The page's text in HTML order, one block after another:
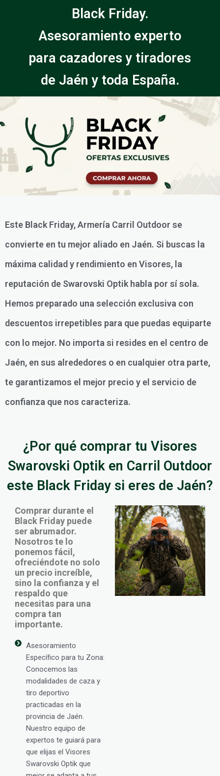
Black Friday.
Asesoramiento experto
para cazadores y tiradores
de Jaén y toda España.
Este Black Friday, Armería Carril Outdoor se
convierte en tu mejor aliado en Jaén. Si buscas la
máxima calidad y rendimiento en Visores, la
reputación de Swarovski Optik habla por sí sola.
Hemos preparado una selección exclusiva con
descuentos irrepetibles para que puedas equiparte
con lo mejor. No importa si resides en el centro de
Jaén, en sus alrededores o en cualquier otra parte,
te garantizamos el mejor precio y el servicio de
confianza que nos caracteriza.
¿Por qué comprar tu Visores
Swarovski Optik en Carril Outdoor
este Black Friday si eres de Jaén?
Comprar durante el
Black Friday puede
ser abrumador.
Nosotros te lo
ponemos fácil,
ofreciéndote no solo
un precio increíble,
sino la confianza y el
respaldo que
necesitas para una
compra tan
importante.
Asesoramiento
Específico para tu Zona:
Conocemos las
modalidades de caza y
tiro deportivo
practicadas en la
provincia de Jaén.
Nuestro equipo de
expertos te guiará para
que elijas el Visores
Swarovski Optik que